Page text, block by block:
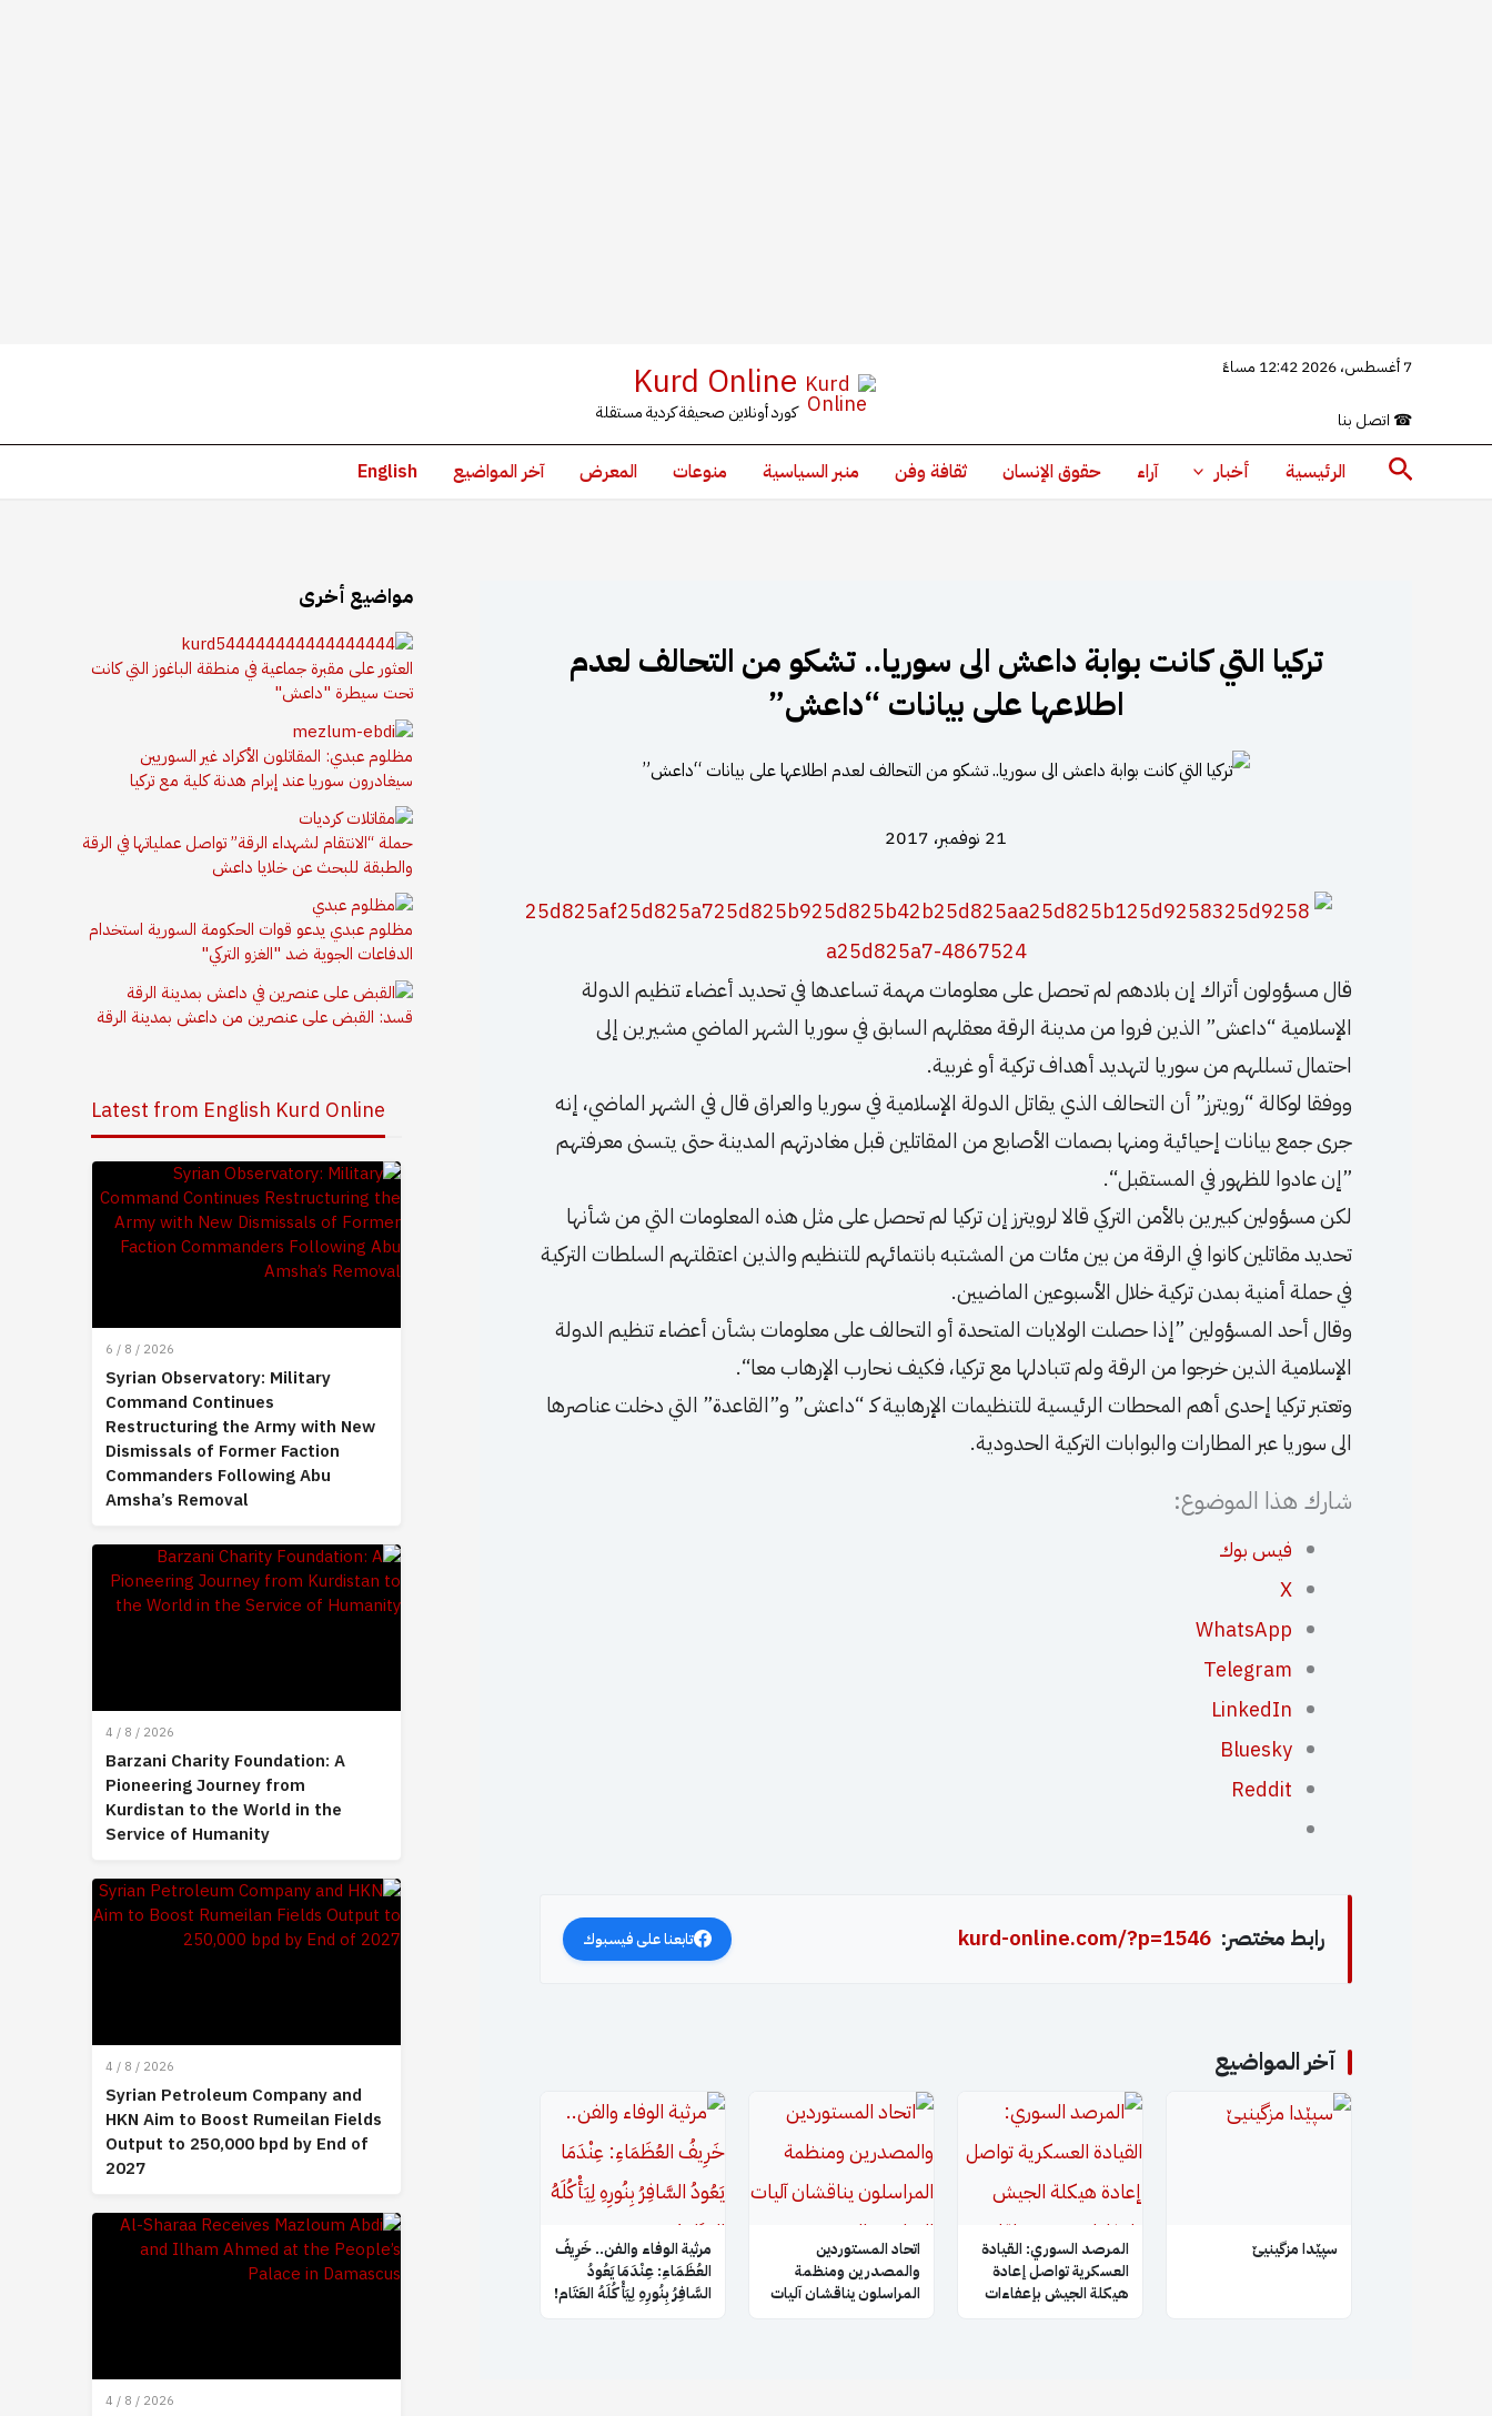
المحتوى
7 أغسطس، 2026 12:42 مساءً
☎ اتصل بنا
Kurd Online
كورد أونلاين صحيفة كردية مستقلة
البحث الرئيسية أخبار آراء حقوق الإنسان ثقافة وفن منبر السياسية منوعات المعرض آخر المواضيع English
تركيا التي كانت بوابة داعش الى سوريا.. تشكو من التحالف لعدم
اطلاعها على بيانات “داعش”
21 نوفمبر، 2017
قال مسؤولون أتراك إن بلادهم لم تحصل على معلومات مهمة تساعدها في تحديد أعضاء تنظيم الدولة
الإسلامية “داعش” الذين فروا من مدينة الرقة معقلهم السابق في سوريا الشهر الماضي مشيرين إلى
احتمال تسللهم من سوريا لتهديد أهداف تركية أو غربية.
ووفقا لوكالة “رويترز” أن التحالف الذي يقاتل الدولة الإسلامية في سوريا والعراق قال في الشهر الماضي، إنه
جرى جمع بيانات إحيائية ومنها بصمات الأصابع من المقاتلين قبل مغادرتهم المدينة حتى يتسنى معرفتهم
”إن عادوا للظهور في المستقبل“.
لكن مسؤولين كبيرين بالأمن التركي قالا لرويترز إن تركيا لم تحصل على مثل هذه المعلومات التي من شأنها
تحديد مقاتلين كانوا في الرقة من بين مئات من المشتبه بانتمائهم للتنظيم والذين اعتقلتهم السلطات التركية
في حملة أمنية بمدن تركية خلال الأسبوعين الماضيين.
وقال أحد المسؤولين ”إذا حصلت الولايات المتحدة أو التحالف على معلومات بشأن أعضاء تنظيم الدولة
الإسلامية الذين خرجوا من الرقة ولم تتبادلها مع تركيا، فكيف نحارب الإرهاب معا“.
وتعتبر تركيا إحدى أهم المحطات الرئيسية للتنظيمات الإرهابية كـ “داعش” و”القاعدة” التي دخلت عناصرها
الى سوريا عبر المطارات والبوابات التركية الحدودية.
شارك هذا الموضوع:
فيس بوك
X
WhatsApp
Telegram
LinkedIn
Bluesky
Reddit
رابط مختصر: kurd-online.com/?p=1546 تابعنا على فيسبوك
آخر المواضيع
سپێدا مزگینیێ
المرصد السوري: القيادة
العسكرية تواصل إعادة
هيكلة الجيش بإعفاءات
اتحاد المستوردين
والمصدرين ومنظمة
المراسلون يناقشان آليات
​مرثية الوفاء والفن.. خَرِيفُ
العُظَمَاءِ: عِنْدَمَا يَعُودُ
السَّافِرُ بِنُورِهِ لِيَأْكُلَهُ العَتَام!
مواضيع أخرى
العثور على مقبرة جماعية في منطقة الباغوز التي كانت
تحت سيطرة "داعش"
مظلوم عبدي: المقاتلون الأكراد غير السوريين
سيغادرون سوريا عند إبرام هدنة كلية مع تركيا
حملة “الانتقام لشهداء الرقة” تواصل عملياتها في الرقة
والطبقة للبحث عن خلايا داعش
مظلوم عبدي يدعو قوات الحكومة السورية استخدام
الدفاعات الجوية ضد "الغزو التركي"
قسد: القبض على عنصرين من داعش بمدينة الرقة
Latest from English Kurd Online
6 / 8 / 2026
Syrian Observatory: Military
Command Continues
Restructuring the Army with New
Dismissals of Former Faction
Commanders Following Abu
Amsha’s Removal
4 / 8 / 2026
Barzani Charity Foundation: A
Pioneering Journey from
Kurdistan to the World in the
Service of Humanity
4 / 8 / 2026
Syrian Petroleum Company and
HKN Aim to Boost Rumeilan Fields
Output to 250,000 bpd by End of
2027
4 / 8 / 2026